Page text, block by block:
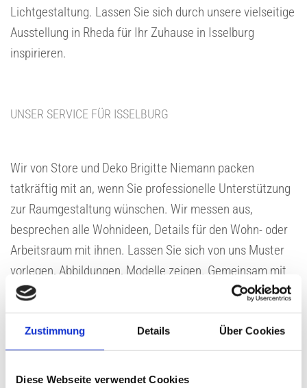
Zustimmung Details Über Cookies
Diese Webseite verwendet Cookies
Lichtgestaltung. Lassen Sie sich durch unsere vielseitige
Ausstellung in Rheda für Ihr Zuhause in Isselburg
inspirieren.
UNSER SERVICE FÜR ISSELBURG
Wir von Store und Deko Brigitte Niemann packen
tatkräftig mit an, wenn Sie professionelle Unterstützung
zur Raumgestaltung wünschen. Wir messen aus,
besprechen alle Wohnideen, Details für den Wohn- oder
Arbeitsraum mit ihnen. Lassen Sie sich von uns Muster
vorlegen, Abbildungen, Modelle zeigen. Gemeinsam mit
Ihnen machen wir jedes Zimmer zum Wohlfühlparadies.
Ein weiteres Angebot ist unser Reinigungsservice für Ihre
großen Gardinen und Vorhänge. Wir nehmen Stores,
Übergardinen, Raumteilervorhänge ab und reinigen Sie
perfekt und schonend. Anschließend werden alle